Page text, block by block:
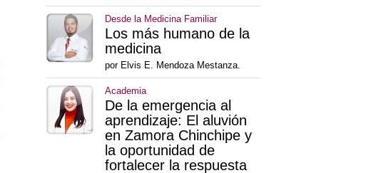
Desde la Medicina Familiar
Los más humano de la
medicina
por Elvis E. Mendoza Mestanza.
Academia
De la emergencia al
aprendizaje: El aluvión
en Zamora Chinchipe y
la oportunidad de
fortalecer la respuesta